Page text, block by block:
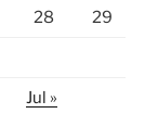
28 29
Jul »